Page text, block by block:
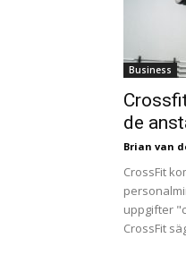
Business
de
Brian van
CrossFit
uppgifter
CrossFit